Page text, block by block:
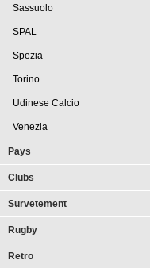
Sassuolo
SPAL
Spezia
Torino
Udinese Calcio
Venezia
Pays
Clubs
Survetement
Rugby
Retro